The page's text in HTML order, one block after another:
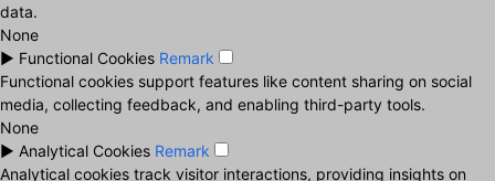
data.
None
► Functional Cookies Remark
Functional cookies support features like content sharing on social
media, collecting feedback, and enabling third-party tools.
None
► Analytical Cookies Remark
Analytical cookies track visitor interactions, providing insights on